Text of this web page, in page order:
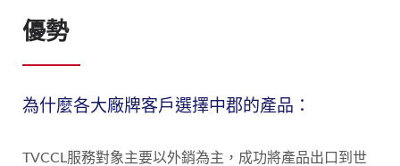
優勢
為什麼各大廠牌客戶選擇中郡的產品：
TVCCL服務對象主要以外銷為主，成功將產品出口到世